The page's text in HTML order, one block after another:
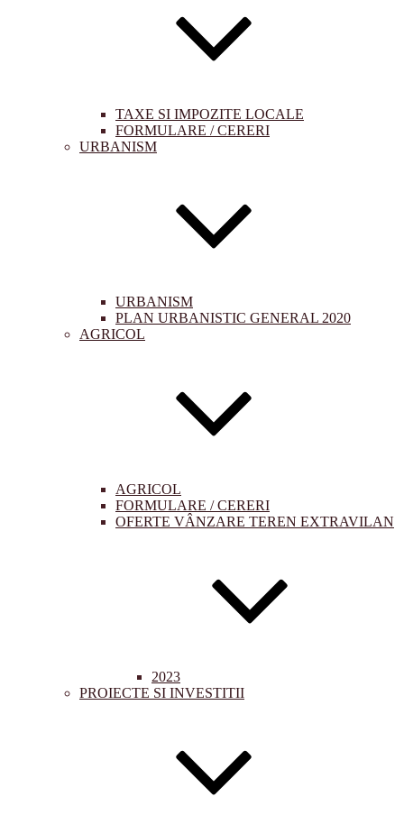
TAXE SI IMPOZITE LOCALE
FORMULARE / CERERI
URBANISM
URBANISM
PLAN URBANISTIC GENERAL 2020
AGRICOL
AGRICOL
FORMULARE / CERERI
OFERTE VÂNZARE TEREN EXTRAVILAN
2023
PROIECTE SI INVESTITII